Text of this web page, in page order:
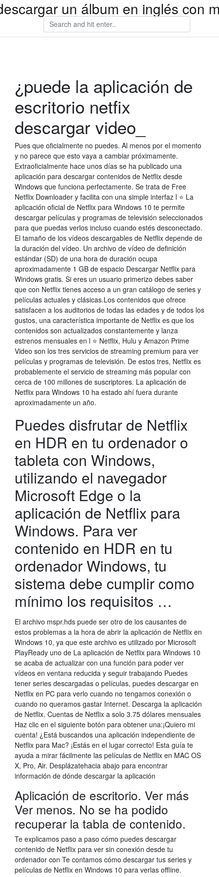
un álbum en inglés con
¿puede la aplicación de
escritorio netfix
descargar video_
Pues que oficialmente no puedes. Al menos por el momento
y no parece que esto vaya a cambiar próximamente.
Extraoficialmente hace unos días se ha publicado una
aplicación para descargar contenidos de Netflix desde
Windows que funciona perfectamente. Se trata de Free
Netflix Downloader y facilita con una simple interfaz l ⭐ La
aplicación oficial de Netflix para Windows 10 te permite
descargar películas y programas de televisión seleccionados
para que puedas verlos incluso cuando estés desconectado.
El tamaño de los vídeos descargables de Netflix depende de
la duración del vídeo. Un archivo de vídeo de definición
estándar (SD) de una hora de duración ocupa
aproximadamente 1 GB de espacio Descargar Netflix para
Windows gratis. Si eres un usuario primerizo debes saber
que con Netflix tienes acceso a un gran catálogo de series y
películas actuales y clásicas.Los contenidos que ofrece
satisfacen a los auditorios de todas las edades y de todos los
gustos, una característica importante de Netflix es que los
contenidos son actualizados constantemente y lanza
estrenos mensuales en l ⭐ Netflix, Hulu y Amazon Prime
Video son los tres servicios de streaming premium para ver
películas y programas de televisión. De estos tres, Netflix es
probablemente el servicio de streaming más popular con
cerca de 100 millones de suscriptores. La aplicación de
Netflix para Windows 10 ha estado ahí fuera durante
aproximadamente un año.
Puedes disfrutar de Netflix
en HDR en tu ordenador o
tableta con Windows,
utilizando el navegador
Microsoft Edge o la
aplicación de Netflix para
Windows. Para ver
contenido en HDR en tu
ordenador Windows, tu
sistema debe cumplir como
mínimo los requisitos …
El archivo mspr.hds puede ser otro de los causantes de
estos problemas a la hora de abrir la aplicación de Netflix en
Windows 10, ya que este archivo es utilizado por Microsoft
PlayReady uno de La aplicación de Netflix para Windows 10
se acaba de actualizar con una función para poder ver
vídeos en ventana reducida y seguir trabajando Puedes
tener series descargadas o películas, puedes descargar en
Netflix en PC para verlo cuando no tengamos conexión o
cuando no queramos gastar Internet. Descarga la aplicación
de Netflix. Cuentas de Netflix a solo 3.75 dólares mensuales
Haz clic en el siguiente botón para obtener una:¡Quiero mi
cuenta! ¿Está buscandos una aplicación independiente de
Netflix para Mac? ¡Estás en el lugar correcto! Esta guía te
ayuda a mirar fácilmente las películas de Netflix en MAC OS
X, Pro, Air. Desplázatehacia abajo para encontrar
información de dónde descargar la aplicación
Aplicación de escritorio. Ver más
Ver menos. No se ha podido
recuperar la tabla de contenido.
Te explicamos paso a paso cómo puedes descargar
contenido de Netflix para ver sin conexión desde tu
ordenador con Te contamos cómo descargar tus series y
películas de Netflix en Windows 10 para verlas offline.